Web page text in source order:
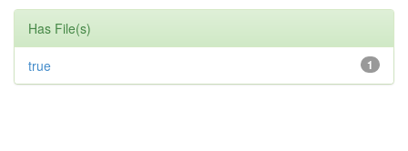
Has File(s)
1
true